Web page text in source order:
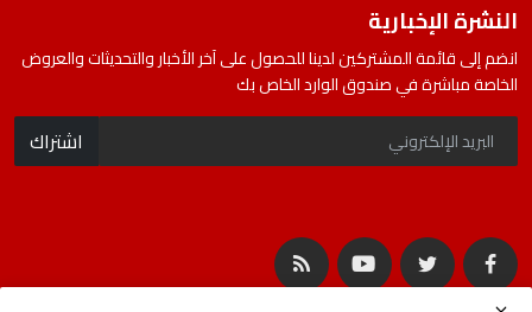
النشرة الإخبارية
انضم إلى قائمة المشتركين لدينا للحصول على آخر الأخبار والتحديثات والعروض
الخاصة مباشرة في صندوق الوارد الخاص بك
اشتراك